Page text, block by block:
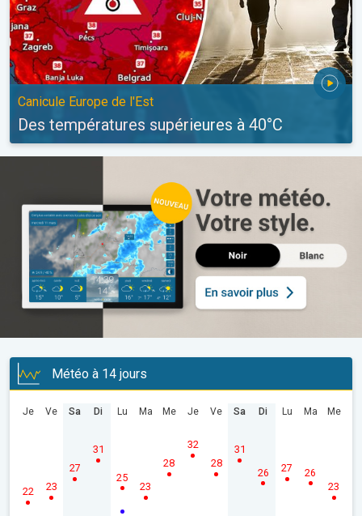
Canicule Europe de l'Est
Des températures supérieures à 40°C
Météo à 14 jours
Je
22
Ve
23
Sa
27
Di
31
Lu
25
Ma
23
Me
28
Je
32
Ve
28
Sa
31
Di
26
Lu
27
Ma
26
Me
23